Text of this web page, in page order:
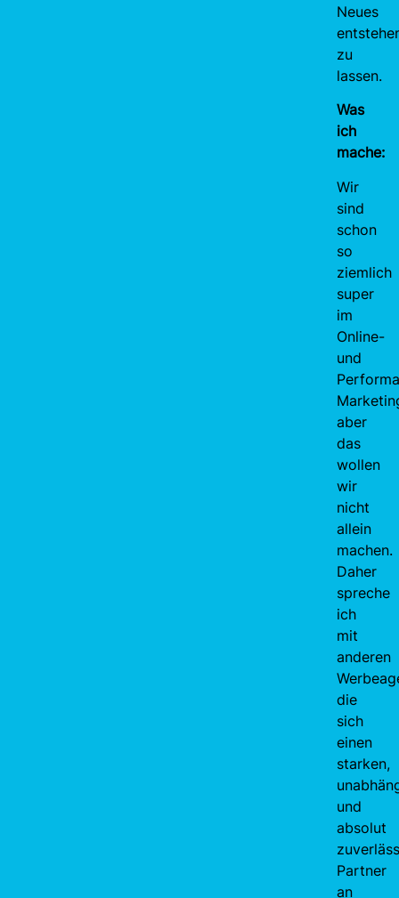
Neues
zu
lassen.
Was
ich
mache:
Wir
sind
schon
so
ziemlich
super
im
Online-
und
aber
das
wollen
wir
nicht
allein
machen.
Daher
spreche
ich
mit
anderen
die
sich
einen
starken,
und
absolut
Partner
an